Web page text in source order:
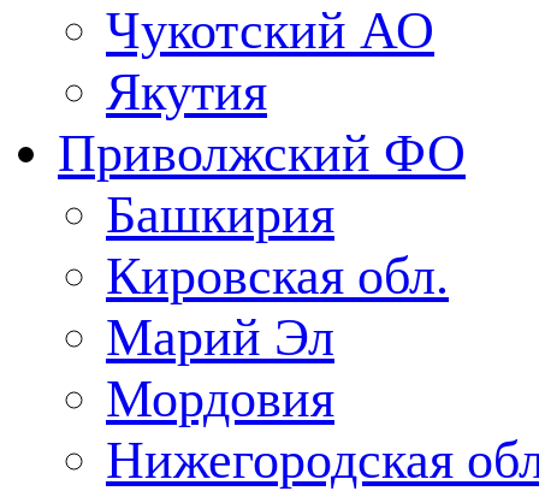
Чукотский АО
Якутия
Приволжский ФО
Башкирия
Кировская обл.
Марий Эл
Мордовия
Нижегородская